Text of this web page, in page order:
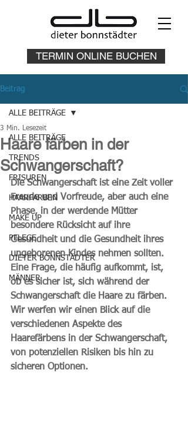
TERMIN ONLINE BUCHEN
Beitrag
ALLE BEITRÄGE
TRENDS
FRISUREN
HAARFARBEN
MAKE UP
PFLEGE
DIETER BONNSTÄDTER
MÄNNER
ALLE BEITRÄGE
Haare färben in der
Schwangerschaft?
3 Min. Lesezeit
Die Schwangerschaft ist eine Zeit voller
Freude und Vorfreude, aber auch eine
Phase, in der werdende Mütter
besondere Rücksicht auf ihre
Gesundheit und die Gesundheit ihres
ungeborenen Kindes nehmen sollten.
Eine Frage, die häufig aufkommt, ist,
ob es sicher ist, sich während der
Schwangerschaft die Haare zu färben.
Wir werfen wir einen Blick auf die
verschiedenen Aspekte des
Haarefärbens in der Schwangerschaft,
von potenziellen Risiken bis hin zu
sicheren Optionen.